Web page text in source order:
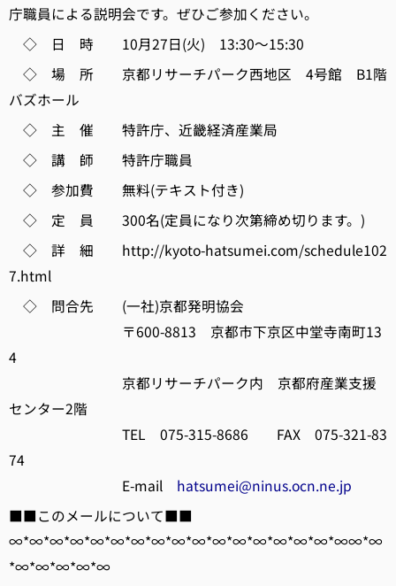
庁職員による説明会です。ぜひご参加ください。
◇ 日 時 10月27日(火) 13:30～15:30
◇ 場 所 京都リサーチパーク西地区 4号館 B1階
バズホール
◇ 主 催 特許庁、近畿経済産業局
◇ 講 師 特許庁職員
◇ 参加費 無料(テキスト付き)
◇ 定 員 300名(定員になり次第締め切ります。)
◇ 詳 細 http://kyoto-hatsumei.com/schedule102
7.html
◇ 問合先 (一社)京都発明協会
〒600-8813 京都市下京区中堂寺南町13
4
京都リサーチパーク内 京都府産業支援
センター2階
TEL 075-315-8686 FAX 075-321-83
74
E-mail hatsumei@ninus.ocn.ne.jp
■■このメールについて■■
∞*∞*∞*∞*∞*∞*∞*∞*∞*∞*∞*∞*∞*∞*∞*∞*∞∞*∞
*∞*∞*∞*∞*∞